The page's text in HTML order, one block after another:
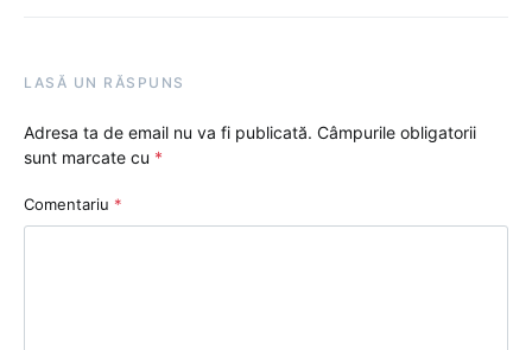
LASĂ UN RĂSPUNS
Adresa ta de email nu va fi publicată. Câmpurile obligatorii
sunt marcate cu *
Comentariu *